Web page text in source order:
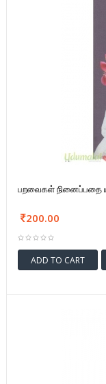
பறவைகள் நினைப்பதை
200.00
ADD TO CART